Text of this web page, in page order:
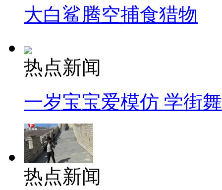
大白鲨腾空捕食猎物
热点新闻
一岁宝宝爱模仿 学街
热点新闻